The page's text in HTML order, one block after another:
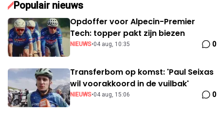
Populair nieuws
Opdoffer voor Alpecin-Premier
Tech: topper pakt zijn biezen
NIEUWS•04 aug, 10:35 0
Transferbom op komst: 'Paul Seixas
wil voorakkoord in de vuilbak'
NIEUWS•04 aug, 15:06 0